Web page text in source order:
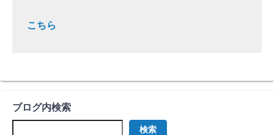
こちら
ブログ内検索
検索